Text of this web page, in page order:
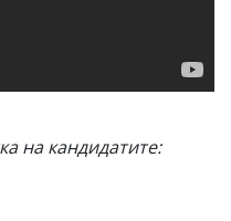
на кандидатите: